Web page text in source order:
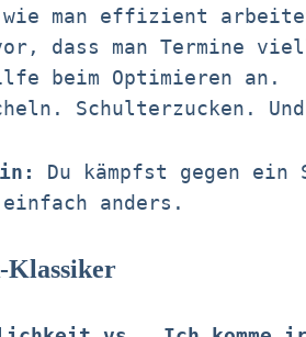
man effizient
dass man Termine
beim Optimieren an.
Schulterzucken.
Du kämpfst gegen ein
anders.
Klassiker